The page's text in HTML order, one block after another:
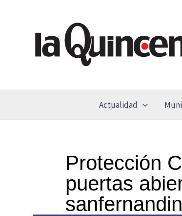
contenido
Actualidad
Protección
puertas